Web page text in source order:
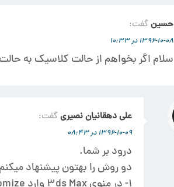
حسینگفت:
۱۳۹۶-۱۰-۰۸ در ۱۰:۳۳
سلام اگر بخواهم از حالت کلاسیک به
علی دهقانیان نصیریگفت:
۱۳۹۶-۱۰-۰۹ در ۰۸:۴۳
درود بر شما.
دو روش را بهتون پیشنهاد